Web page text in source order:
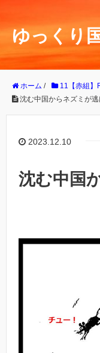
ゆっくり
ホーム / 11【赤組】
沈む中国からネズミが逃
2023.12.10
沈む中国